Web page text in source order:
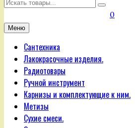
0
Меню
Сантехника
Лакокрасочные изделия.
Радиотовары
Ручной инструмент
Карнизы и комплектующие к ним.
Метизы
Сухие смеси.